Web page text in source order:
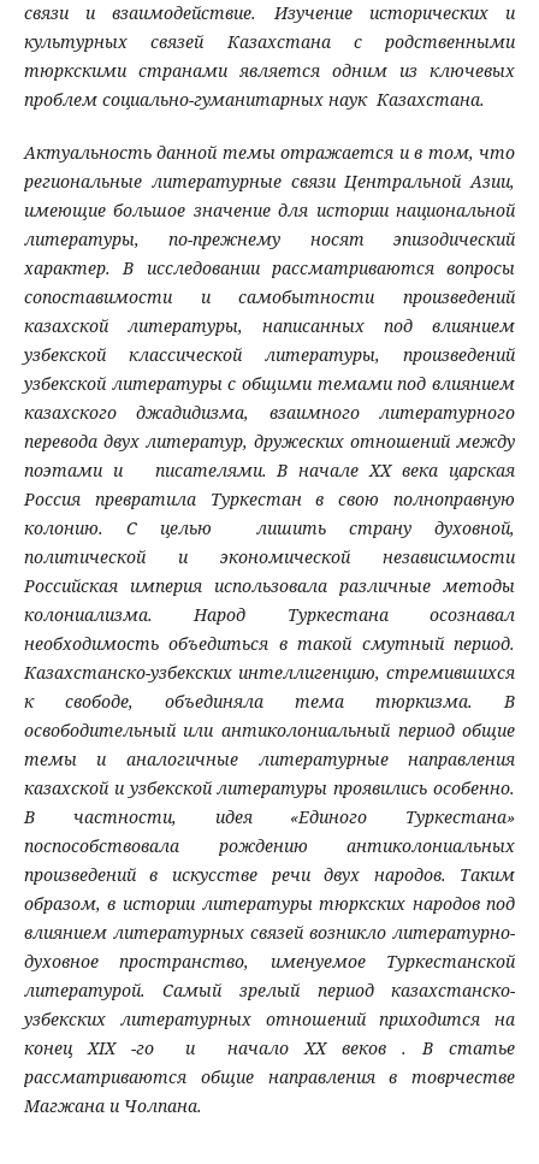
связи и взаимодействие. Изучение исторических и
культурных связей Казахстана с родственными
тюркскими странами является одним из ключевых
проблем социально-гуманитарных наук Казахстана.
Актуальность данной темы отражается и в том, что
региональные литературные связи Центральной Азии,
имеющие большое значение для истории национальной
литературы, по-прежнему носят эпизодический
характер. В исследовании рассматриваются вопросы
сопоставимости и самобытности произведений
казахской литературы, написанных под влиянием
узбекской классической литературы, произведений
узбекской литературы с общими темами под влиянием
казахского джадидизма, взаимного литературного
перевода двух литератур, дружеских отношений между
поэтами и писателями. В начале ХХ века царская
Россия превратила Туркестан в свою полноправную
колонию. С целью лишить страну духовной,
политической и экономической независимости
Российская империя использовала различные методы
колониализма. Народ Туркестана осознавал
необходимость объедиться в такой смутный период.
Казахстанско-узбекских интеллигенцию, стремившихся
к свободе, объединяла тема тюркизма. В
освободительный или антиколониальный период общие
темы и аналогичные литературные направления
казахской и узбекской литературы проявились особенно.
В частности, идея «Единого Туркестана»
поспособствовала рождению антиколониальных
произведений в искусстве речи двух народов. Таким
образом, в истории литературы тюркских народов под
влиянием литературных связей возникло литературно-
духовное пространство, именуемое Туркестанской
литературой. Самый зрелый период казахстанско-
узбекских литературных отношений приходится на
конец XIX -го и начало XX веков . В статье
рассматриваются общие направления в товрчестве
Магжана и Чолпана.